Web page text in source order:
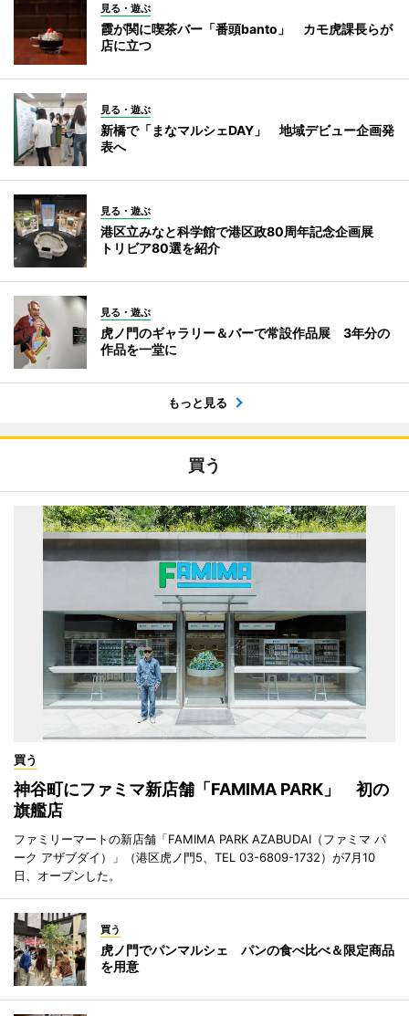
見る・遊ぶ
霞が関に喫茶バー「番頭banto」 カモ虎課長らが
店に立つ
見る・遊ぶ
新橋で「まなマルシェDAY」 地域デビュー企画発
表へ
見る・遊ぶ
港区立みなと科学館で港区政80周年記念企画展
トリビア80選を紹介
見る・遊ぶ
虎ノ門のギャラリー＆バーで常設作品展 3年分の
作品を一堂に
もっと見る
買う
買う
神谷町にファミマ新店舗「FAMIMA PARK」 初の
旗艦店
ファミリーマートの新店舗「FAMIMA PARK AZABUDAI（ファミマ パ
ーク アザブダイ）」（港区虎ノ門5、TEL 03-6809-1732）が7月10
日、オープンした。
買う
虎ノ門でパンマルシェ パンの食べ比べ＆限定商品
を用意